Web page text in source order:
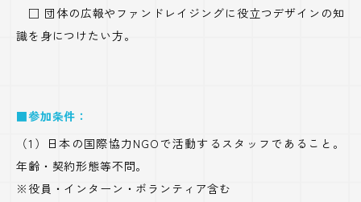
□ 団体の広報やファンドレイジングに役立つデザインの知
識を身につけたい方。
■参加条件：
（1）日本の国際協力NGOで活動するスタッフであること。
年齢・契約形態等不問。
※役員・インターン・ボランティア含む